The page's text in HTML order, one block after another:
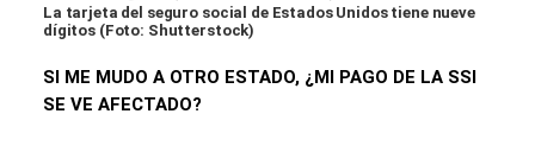
La tarjeta del seguro social de Estados Unidos tiene nueve
dígitos (Foto: Shutterstock)
SI ME MUDO A OTRO ESTADO, ¿MI PAGO DE LA SSI
SE VE AFECTADO?